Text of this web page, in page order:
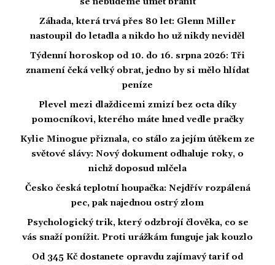
Záhada, která trvá přes 80 let: Glenn Miller
nastoupil do letadla a nikdo ho už nikdy neviděl
Týdenní horoskop od 10. do 16. srpna 2026: Tři
znamení čeká velký obrat, jedno by si mělo hlídat
peníze
Plevel mezi dlaždicemi zmizí bez octa díky
pomocníkovi, kterého máte hned vedle pračky
Kylie Minogue přiznala, co stálo za jejím útěkem ze
světové slávy: Nový dokument odhaluje roky, o
nichž doposud mlčela
Česko česká teplotní houpačka: Nejdřív rozpálená
pec, pak najednou ostrý zlom
Psychologický trik, který odzbrojí člověka, co se
vás snaží ponížit. Proti urážkám funguje jak kouzlo
Od 345 Kč dostanete opravdu zajímavý tarif od